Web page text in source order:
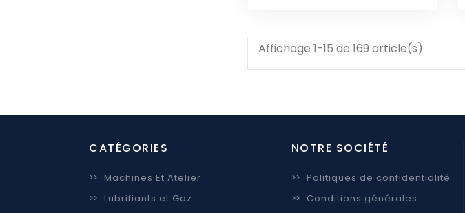
Affichage 1-15 de 169 article(s)
CATÉGORIES
>> Machines Et Atelier
>> Lubrifiants et Gaz
NOTRE SOCIÉTÉ
>> Politiques de confidentialité
>> Conditions générales